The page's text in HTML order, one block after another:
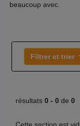
beaucoup avec.
Filtrer et trier
résultats 0 - 0 de 0